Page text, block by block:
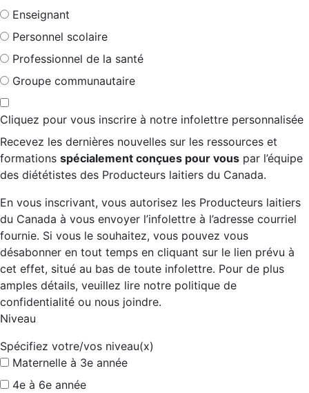
Enseignant
Personnel scolaire
Professionnel de la santé
Groupe communautaire
Cliquez pour vous inscrire à notre infolettre personnalisée
Recevez les dernières nouvelles sur les ressources et
formations spécialement conçues pour vous par l’équipe
des diététistes des Producteurs laitiers du Canada.
En vous inscrivant, vous autorisez les Producteurs laitiers
du Canada à vous envoyer l’infolettre à l’adresse courriel
fournie. Si vous le souhaitez, vous pouvez vous
désabonner en tout temps en cliquant sur le lien prévu à
cet effet, situé au bas de toute infolettre. Pour de plus
amples détails, veuillez lire notre politique de
confidentialité ou nous joindre.
Niveau
Spécifiez votre/vos niveau(x)
Maternelle à 3e année
4e à 6e année